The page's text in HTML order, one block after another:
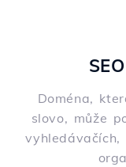
Doména,
slovo, může